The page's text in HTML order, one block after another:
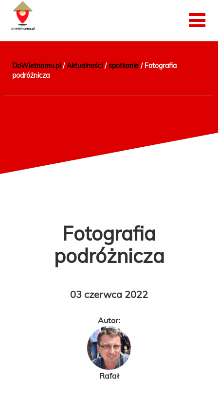
DoWietnamu.pl /Aktualności /spotkanie / Fotografia
podróżnicza
Fotografia
podróżnicza
03 czerwca 2022
Autor:
Rafał